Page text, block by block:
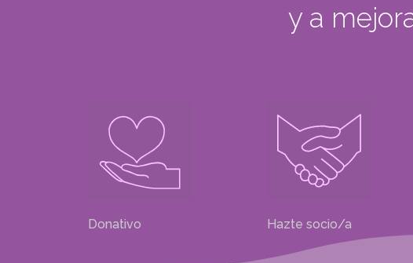
y a
Donativo Hazte socio/a